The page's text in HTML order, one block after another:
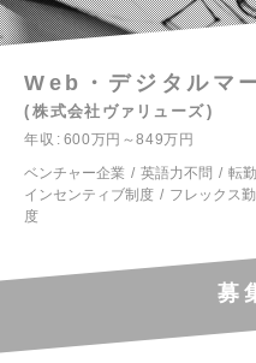
Web・デジタルマ
株式会社ヴァリューズ
年収
600万円～849万円
ベンチャー企業
英語力不問 転
インセンティブ制度
フレックス
度
募